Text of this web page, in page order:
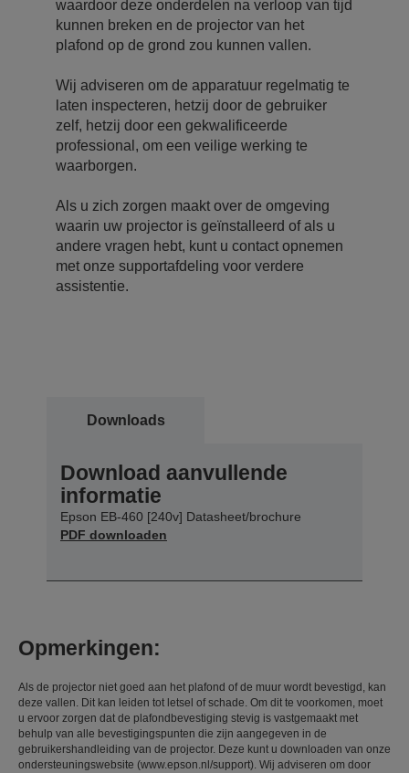
waardoor deze onderdelen na verloop van tijd
kunnen breken en de projector van het
plafond op de grond zou kunnen vallen.
Wij adviseren om de apparatuur regelmatig te
laten inspecteren, hetzij door de gebruiker
zelf, hetzij door een gekwalificeerde
professional, om een veilige werking te
waarborgen.
Als u zich zorgen maakt over de omgeving
waarin uw projector is geïnstalleerd of als u
andere vragen hebt, kunt u contact opnemen
met onze supportafdeling voor verdere
assistentie.
Downloads
Download aanvullende
informatie
Epson EB-460 [240v] Datasheet/brochure
PDF downloaden
Opmerkingen:
Als de projector niet goed aan het plafond of de muur wordt bevestigd, kan
deze vallen. Dit kan leiden tot letsel of schade. Om dit te voorkomen, moet
u ervoor zorgen dat de plafondbevestiging stevig is vastgemaakt met
behulp van alle bevestigingspunten die zijn aangegeven in de
gebruikershandleiding van de projector. Deze kunt u downloaden van onze
ondersteuningswebsite (www.epson.nl/support). Wij adviseren om door